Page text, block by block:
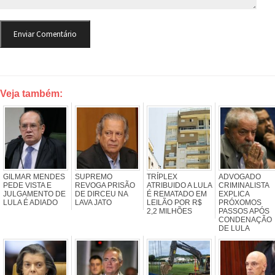
Veja também:
GILMAR MENDES
PEDE VISTA E
JULGAMENTO DE
LULA É ADIADO
SUPREMO
REVOGA PRISÃO
DE DIRCEU NA
LAVA JATO
TRÍPLEX
ATRIBUIDO A LULA
É REMATADO EM
LEILÃO POR R$
2,2 MILHÕES
ADVOGADO
CRIMINALISTA
EXPLICA
PRÓXOMOS
PASSOS APÓS
CONDENAÇÃO
DE LULA